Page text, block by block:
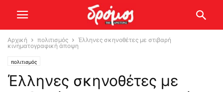
Αρχική πολιτισμός
Έλληνες σκηνοθέτες με στιβαρή
κινηματογραφική άποψη
πολιτισμός
Έλληνες σκηνοθέτες με